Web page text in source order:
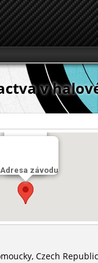
v
Adresa závodu
Hala DDM
Czech Republic